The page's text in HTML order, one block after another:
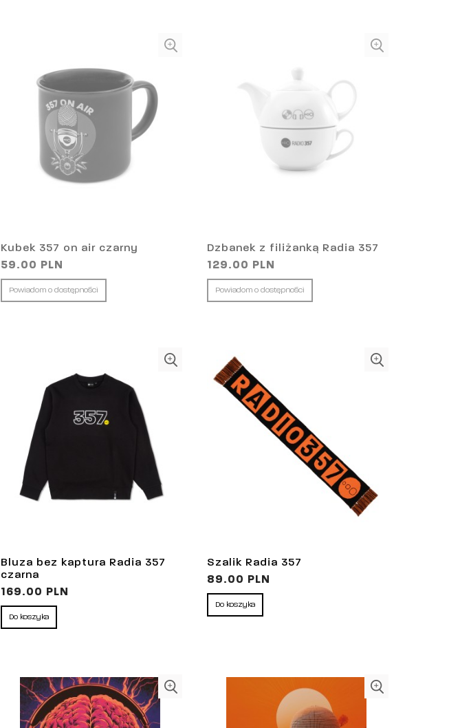
Kubek 357 on air czarny
59.00 PLN
Powiadom o dostępności
Dzbanek z filiżanką Radia 357
129.00 PLN
Powiadom o dostępności
Bluza bez kaptura Radia 357
czarna
169.00 PLN
Do koszyka
Szalik Radia 357
89.00 PLN
Do koszyka